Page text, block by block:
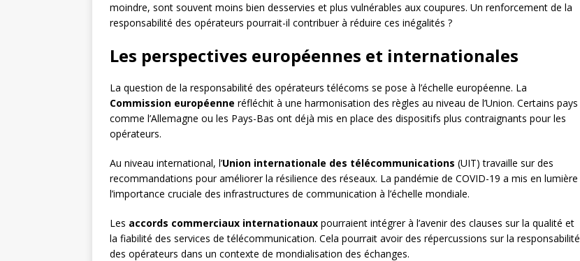
moindre, sont souvent moins bien desservies et plus vulnérables aux coupures. Un renforcement de la
responsabilité des opérateurs pourrait-il contribuer à réduire ces inégalités ?
Les perspectives européennes et internationales
La question de la responsabilité des opérateurs télécoms se pose à l’échelle européenne. La
Commission européenne réfléchit à une harmonisation des règles au niveau de l’Union. Certains pays
comme l’Allemagne ou les Pays-Bas ont déjà mis en place des dispositifs plus contraignants pour les
opérateurs.
Au niveau international, l’Union internationale des télécommunications (UIT) travaille sur des
recommandations pour améliorer la résilience des réseaux. La pandémie de COVID-19 a mis en lumière
l’importance cruciale des infrastructures de communication à l’échelle mondiale.
Les accords commerciaux internationaux pourraient intégrer à l’avenir des clauses sur la qualité et
la fiabilité des services de télécommunication. Cela pourrait avoir des répercussions sur la responsabilité
des opérateurs dans un contexte de mondialisation des échanges.